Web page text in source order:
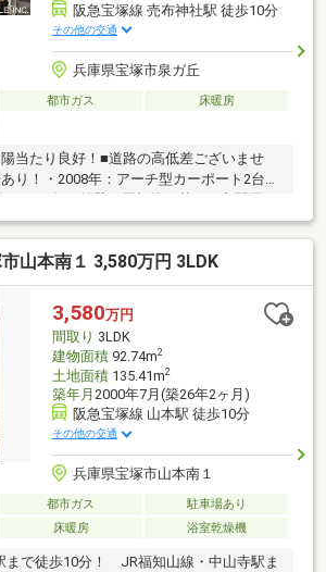
阪急宝塚線 売布神社駅 徒歩10分
その他の交通
兵庫県宝塚市泉ガ丘
都市ガス
床暖房
当たり良好！■道路の高低差ございませ
り！・2008年：アーチ型カーポート2台分
2012年：外壁・屋根塗り替え・玄関周り
年：1階トイレ
山本南１ 3,580万円 3LDK
3,580万円
間取り 3LDK
建物面積92.74m2
土地面積135.41m2
築年月 2000年7月(築26年2ヶ月)
阪急宝塚線 山本駅 徒歩10分
その他の交通
兵庫県宝塚市山本南１
都市ガス
駐車場あり
床暖房 浴室乾燥機
まで徒歩10分！ JR福知山線・中山寺駅ま